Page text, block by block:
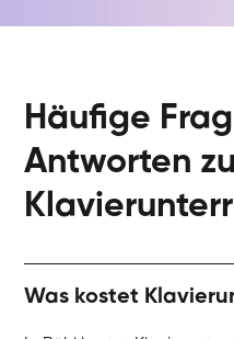
Häufige
Antworten zu
Was kostet